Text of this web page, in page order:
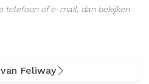
telefoon of e-mail, dan bekijken
Feliway